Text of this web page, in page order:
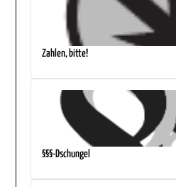
Zahlen, bitte!
§§§-Dschungel